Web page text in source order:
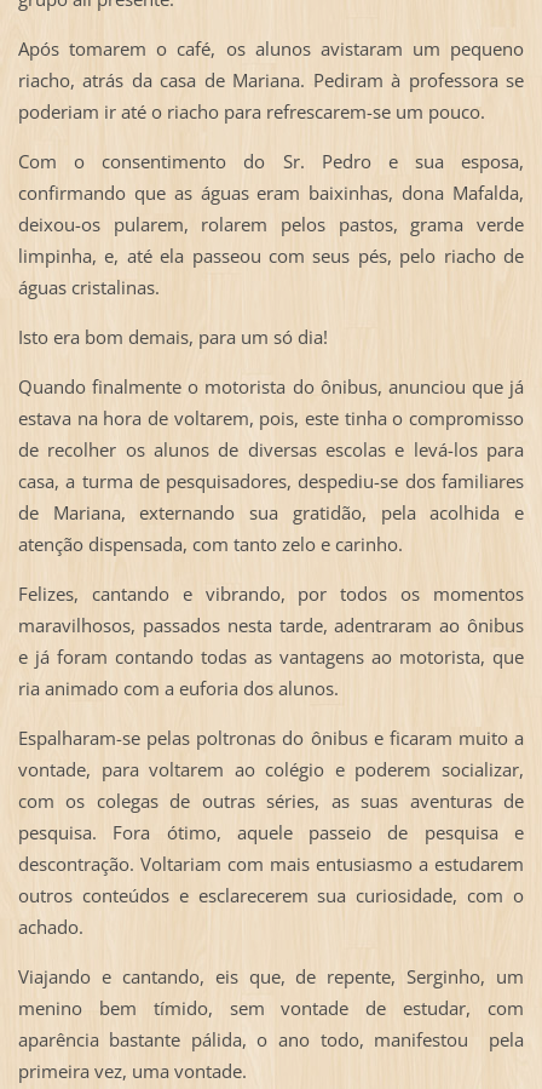
Após tomarem o café, os alunos avistaram um pequeno
riacho, atrás da casa de Mariana. Pediram à professora se
poderiam ir até o riacho para refrescarem-se um pouco.
Com o consentimento do Sr. Pedro e sua esposa,
confirmando que as águas eram baixinhas, dona Mafalda,
deixou-os pularem, rolarem pelos pastos, grama verde
limpinha, e, até ela passeou com seus pés, pelo riacho de
águas cristalinas.
Isto era bom demais, para um só dia!
Quando finalmente o motorista do ônibus, anunciou que já
estava na hora de voltarem, pois, este tinha o compromisso
de recolher os alunos de diversas escolas e levá-los para
casa, a turma de pesquisadores, despediu-se dos familiares
de Mariana, externando sua gratidão, pela acolhida e
atenção dispensada, com tanto zelo e carinho.
Felizes, cantando e vibrando, por todos os momentos
maravilhosos, passados nesta tarde, adentraram ao ônibus
e já foram contando todas as vantagens ao motorista, que
ria animado com a euforia dos alunos.
Espalharam-se pelas poltronas do ônibus e ficaram muito a
vontade, para voltarem ao colégio e poderem socializar,
com os colegas de outras séries, as suas aventuras de
pesquisa. Fora ótimo, aquele passeio de pesquisa e
descontração. Voltariam com mais entusiasmo a estudarem
outros conteúdos e esclarecerem sua curiosidade, com o
achado.
Viajando e cantando, eis que, de repente, Serginho, um
menino bem tímido, sem vontade de estudar, com
aparência bastante pálida, o ano todo, manifestou pela
primeira vez, uma vontade.